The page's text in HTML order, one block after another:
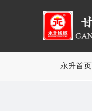
永升首页